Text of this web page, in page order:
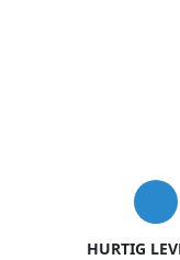
HURTIG